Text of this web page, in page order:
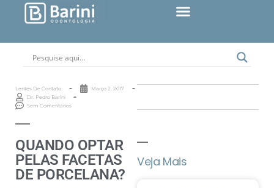
Lentes De Contato
Março 2, 2017
Dr. Pedro Barini
Sem Comentários
QUANDO OPTAR
PELAS FACETAS
DE PORCELANA?
Veja Mais